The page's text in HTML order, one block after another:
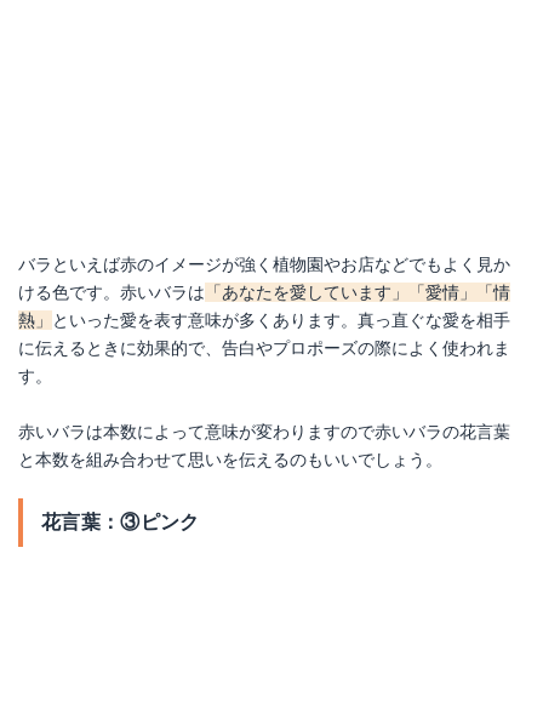
バラといえば赤のイメージが強く植物園やお店などでもよく見か
ける色です。赤いバラは 「あなたを愛しています」「愛情」「情
熱」
といった愛を表す意味が多くあります。真っ直ぐな愛を相手
に伝えるときに効果的で、告白やプロポーズの際によく使われま
す。
赤いバラは本数によって意味が変わりますので赤いバラの花言葉
と本数を組み合わせて思いを伝えるのもいいでしょう。
花言葉：③ピンク